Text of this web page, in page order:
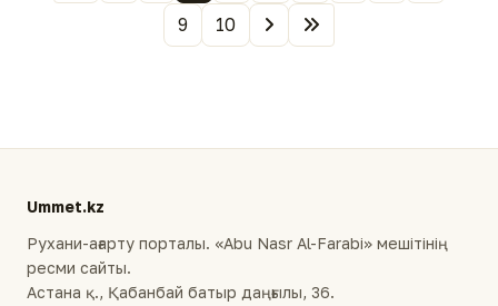
9
10
Ummet.kz
Рухани-ағарту порталы. «Abu Nasr Al-Farabi» мешітінің
ресми сайты.
Астана қ., Қабанбай батыр даңғылы, 36.